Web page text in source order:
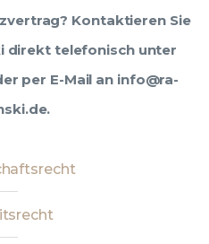
Kontaktieren Sie
direkt telefonisch unter
per E-Mail an info@ra-